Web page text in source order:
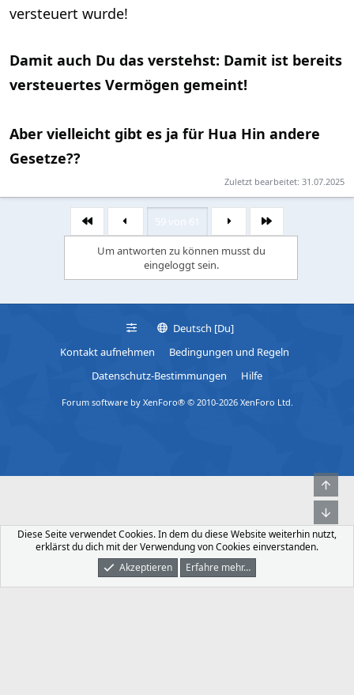
versteuert wurde!
Damit auch Du das verstehst: Damit ist bereits
versteuertes Vermögen gemeint!
Aber vielleicht gibt es ja für Hua Hin andere
Gesetze??
Zuletzt bearbeitet: 31.07.2025
Erste
Letzte
Um antworten zu können musst du
eingeloggt sein.
Deutsch [Du]
Kontakt aufnehmen
Bedingungen und Regeln
Datenschutz-Bestimmungen
Hilfe
Forum software by XenForo® © 2010-2026 XenForo Ltd.
Was Ist Neu Dunkler Modus Anmelden
Diese Seite verwendet Cookies. In dem du diese Website weiterhin nutzt,
erklärst du dich mit der Verwendung von Cookies einverstanden.
Akzeptieren
Erfahre mehr…